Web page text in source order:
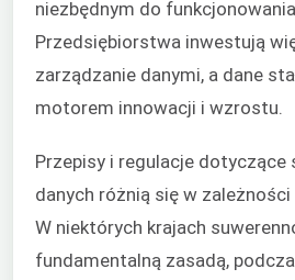
niezbędnym do
Przedsiębiorstwa inwestują
zarządzanie danymi, a dane
motorem innowacji i wzrostu.
Przepisy i regulacje dotyczące
danych różnią się w zależności
W niektórych krajach
fundamentalną zasadą,